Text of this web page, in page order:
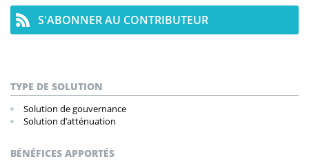
S'ABONNER AU CONTRIBUTEUR
TYPE DE SOLUTION
Solution de gouvernance
Solution d’atténuation
BÉNÉFICES APPORTÉS